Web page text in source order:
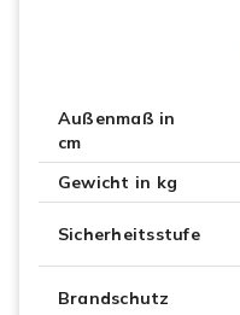
Außenmaß in
cm
Gewicht in kg
Sicherheitsstufe
Brandschutz